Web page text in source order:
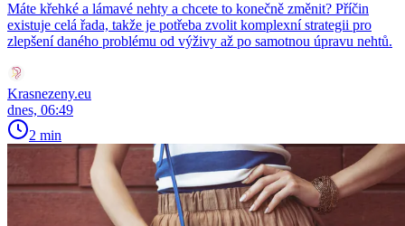
Máte křehké a lámavé nehty a chcete to konečně změnit? Příčin
existuje celá řada, takže je potřeba zvolit komplexní strategii pro
zlepšení daného problému od výživy až po samotnou úpravu nehtů.
Krasnezeny.eu
dnes, 06:49
2 min